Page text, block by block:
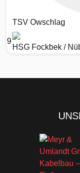
TSV Owschlag
9
HSG Fockbek /